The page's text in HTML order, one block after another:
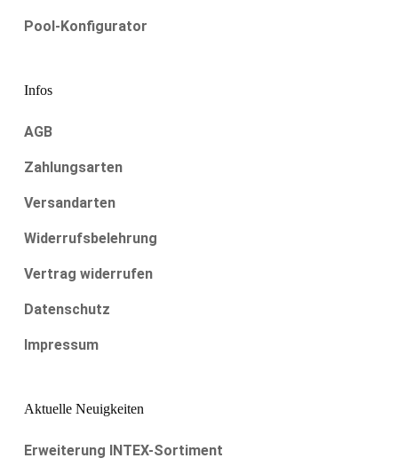
Pool-Konfigurator
Infos
AGB
Zahlungsarten
Versandarten
Widerrufsbelehrung
Vertrag widerrufen
Datenschutz
Impressum
Aktuelle Neuigkeiten
Erweiterung INTEX-Sortiment